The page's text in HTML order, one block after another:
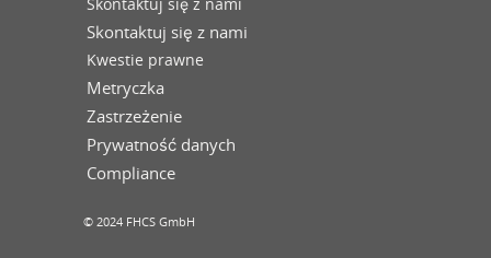
Skontaktuj się z nami
Kwestie prawne
Metryczka
Zastrzeżenie
Prywatność danych
Compliance
© 2024 FHCS GmbH